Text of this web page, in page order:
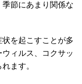
節にあまり関係な
を起こすことが多
ィルス、コクサッ
ます。